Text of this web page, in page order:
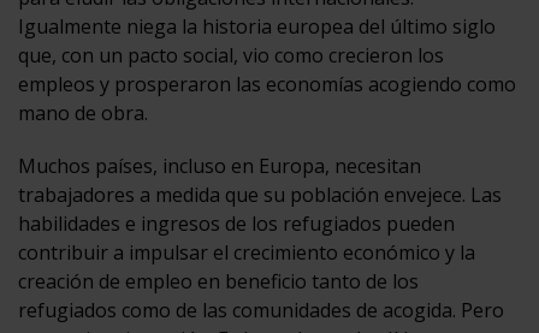
Igualmente niega la historia europea del último siglo
que, con un pacto social, vio como crecieron los
empleos y prosperaron las economías acogiendo como
mano de obra.
Muchos países, incluso en Europa, necesitan
trabajadores a medida que su población envejece. Las
habilidades e ingresos de los refugiados pueden
contribuir a impulsar el crecimiento económico y la
creación de empleo en beneficio tanto de los
refugiados como de las comunidades de acogida. Pero